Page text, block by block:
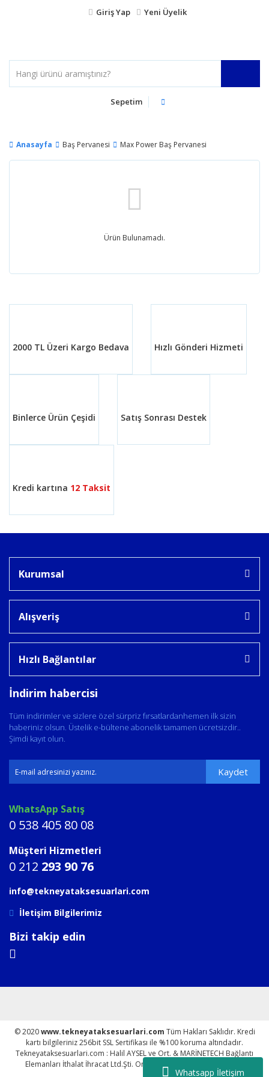
Whatsapp İletişim
Giriş Yap Yeni Üyelik
Sepetim
Anasayfa Baş Pervanesi Max Power Baş Pervanesi
Ürün Bulunamadı.
2000 TL Üzeri Kargo Bedava Hızlı Gönderi Hizmeti
Binlerce Ürün Çeşidi Satış Sonrası Destek
Kredi kartına 12 Taksit
Kurumsal
Alışveriş
Hızlı Bağlantılar
İndirim habercisi
Tüm indirimler ve sizlere özel sürpriz fırsatlardanhemen ilk sizin
haberiniz olsun. Üstelik e-bültene abonelik tamamen ücretsizdir..
Şimdi kayıt olun.
Kaydet
WhatsApp Satış
0 538 405 80 08
Müşteri Hizmetleri
0 212 293 90 76
info@tekneyataksesuarlari.com
İletişim Bilgilerimiz
Bizi takip edin
© 2020www.tekneyataksesuarlari.com Tüm Hakları Saklıdır. Kredi
kartı bilgileriniz 256bit SSL Sertifikası ile %100 koruma altındadır.
Tekneyataksesuarlari.com : Halil AYSEL ve Ort. & MARİNETECH Bağlantı
Elemanları İthalat İhracat Ltd.Şti. Online parakende satış sitesidir.